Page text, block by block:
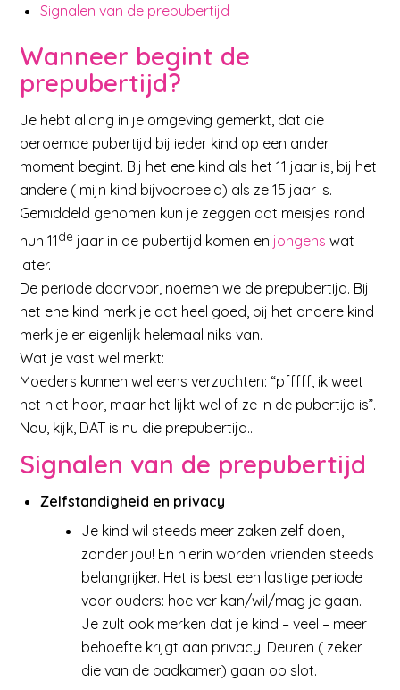
Signalen van de prepubertijd
Wanneer begint de
prepubertijd?
Je hebt allang in je omgeving gemerkt, dat die
beroemde pubertijd bij ieder kind op een ander
moment begint. Bij het ene kind als het 11 jaar is, bij het
andere ( mijn kind bijvoorbeeld) als ze 15 jaar is.
Gemiddeld genomen kun je zeggen dat meisjes rond
hun 11de jaar in de pubertijd komen en jongens wat
later.
De periode daarvoor, noemen we de prepubertijd. Bij
het ene kind merk je dat heel goed, bij het andere kind
merk je er eigenlijk helemaal niks van.
Wat je vast wel merkt:
Moeders kunnen wel eens verzuchten: “pfffff, ik weet
het niet hoor, maar het lijkt wel of ze in de pubertijd is”.
Nou, kijk, DAT is nu die prepubertijd…
Signalen van de prepubertijd
Zelfstandigheid en privacy
Je kind wil steeds meer zaken zelf doen,
zonder jou! En hierin worden vrienden steeds
belangrijker. Het is best een lastige periode
voor ouders: hoe ver kan/wil/mag je gaan.
Je zult ook merken dat je kind – veel – meer
behoefte krijgt aan privacy. Deuren ( zeker
die van de badkamer) gaan op slot.